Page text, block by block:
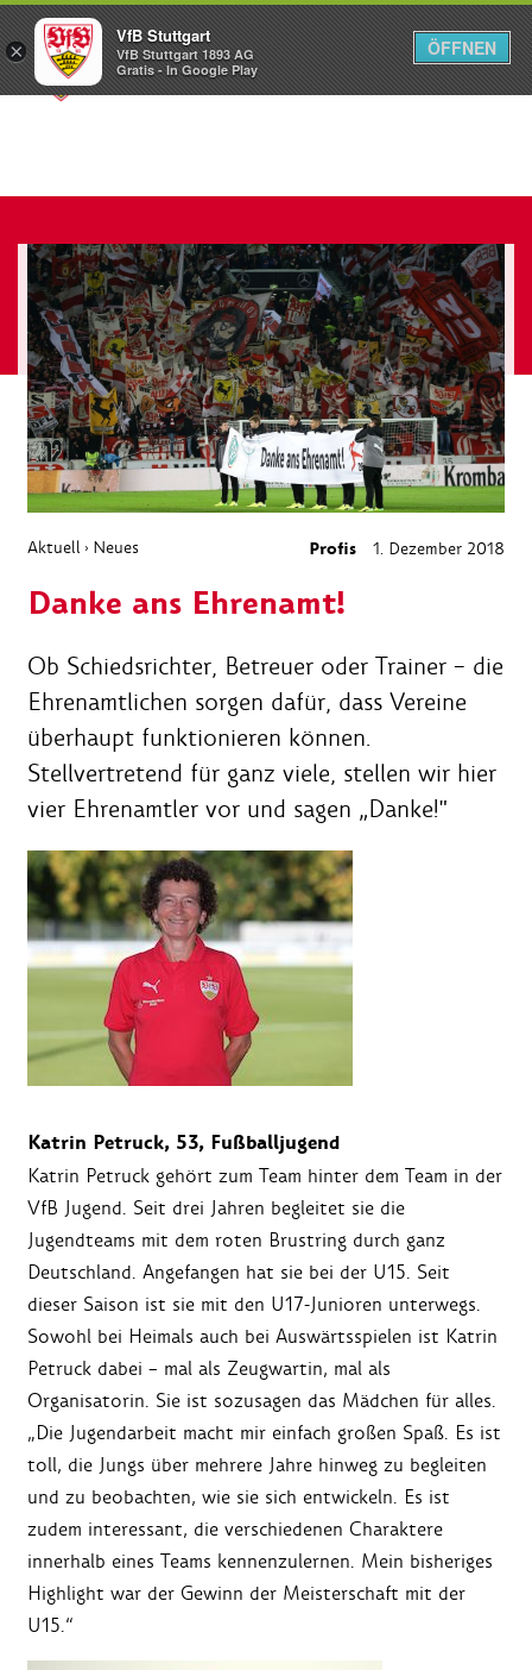
Menü
Aktuell › Neues Profis 1. Dezember 2018
Danke ans Ehrenamt!
Ob Schiedsrichter, Betreuer oder Trainer – die
Ehrenamtlichen sorgen dafür, dass Vereine
überhaupt funktionieren können.
Stellvertretend für ganz viele, stellen wir hier
vier Ehrenamtler vor und sagen „Danke!"
Katrin Petruck, 53, Fußballjugend
Katrin Petruck gehört zum Team hinter dem Team in der
VfB Jugend. Seit drei Jahren begleitet sie die
Jugendteams mit dem roten Brustring durch ganz
Deutschland. Angefangen hat sie bei der U15. Seit
dieser Saison ist sie mit den U17-Junioren unterwegs.
Sowohl bei Heimals auch bei Auswärtsspielen ist Katrin
Petruck dabei – mal als Zeugwartin, mal als
Organisatorin. Sie ist sozusagen das Mädchen für alles.
„Die Jugendarbeit macht mir einfach großen Spaß. Es ist
toll, die Jungs über mehrere Jahre hinweg zu begleiten
und zu beobachten, wie sie sich entwickeln. Es ist
zudem interessant, die verschiedenen Charaktere
innerhalb eines Teams kennenzulernen. Mein bisheriges
Highlight war der Gewinn der Meisterschaft mit der
U15.“
×
VfB Stuttgart
VfB Stuttgart 1893 AG
Gratis - In Google Play
ÖFFNEN